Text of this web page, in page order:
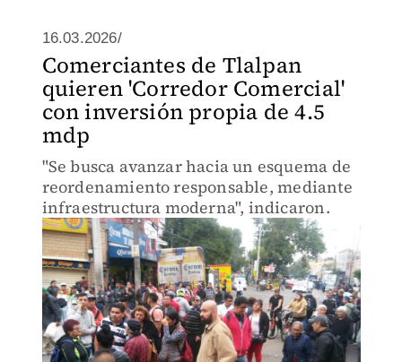
16.03.2026/
Comerciantes de Tlalpan
quieren 'Corredor Comercial'
con inversión propia de 4.5
mdp
"Se busca avanzar hacia un esquema de
reordenamiento responsable, mediante
infraestructura moderna", indicaron.